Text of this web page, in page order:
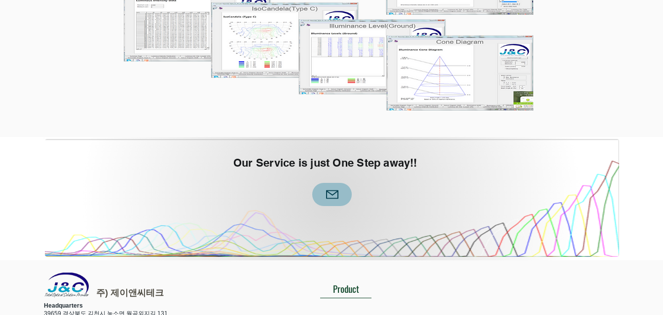
Our Service is just One Step away!!
Total Optical Solution Provider 주) 제이앤씨테크
Headquarters
39659 경상북도 김천시 농소면 월곡외지길 131
Product